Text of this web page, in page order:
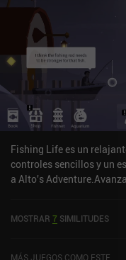
Fishing Life es un
controles sencillos y un
a Alto's
juego muestra bastantes
anuncios, e iAPs
MOSTRAR 7 SIMILITUDES
MÁS JUEGOS COMO ESTE